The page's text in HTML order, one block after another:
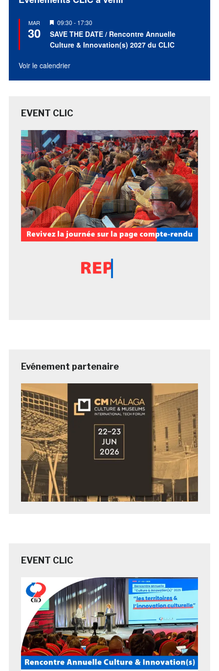
MAR
30
Mis
en
avant
09:30 - 17:30
SAVE THE DATE / Rencontre Annuelle
Culture & Innovation(s) 2027 du CLIC
Voir le calendrier
EVENT CLIC
Evénement partenaire
EVENT CLIC